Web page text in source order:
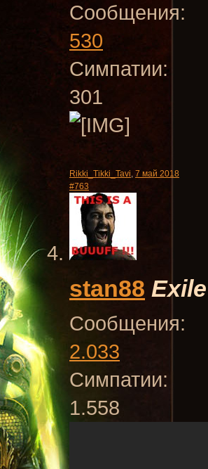
Сообщения:
530
Симпатии:
301
Rikki_Tikki_Tavi, 7 май 2018
#763
stan88 Exile
Сообщения:
2.033
Симпатии:
1.558